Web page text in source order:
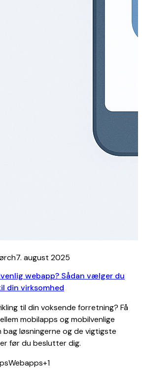
7. august 2025
webapp? Sådan vælger du
din virksomhed
til din voksende forretning? Få
mobilapps og mobilvenlige
bag løsningerne og de vigtigste
før du beslutter dig.
Webapps+1